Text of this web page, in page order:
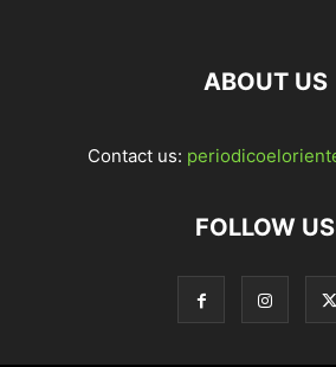
ABOUT US
Contact us:
FOLLOW US